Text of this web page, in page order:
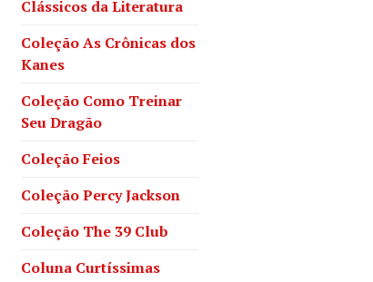
Clássicos da Literatura
Coleção As Crônicas dos
Kanes
Coleção Como Treinar
Seu Dragão
Coleção Feios
Coleção Percy Jackson
Coleção The 39 Club
Coluna Curtíssimas